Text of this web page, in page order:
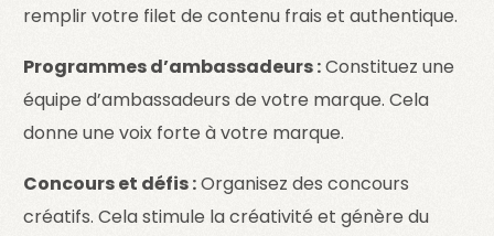
remplir votre filet de contenu frais et authentique.
Programmes d’ambassadeurs :Constituez une
équipe d’ambassadeurs de votre marque. Cela
donne une voix forte à votre marque.
Concours et défis :Organisez des concours
créatifs. Cela stimule la créativité et génère du